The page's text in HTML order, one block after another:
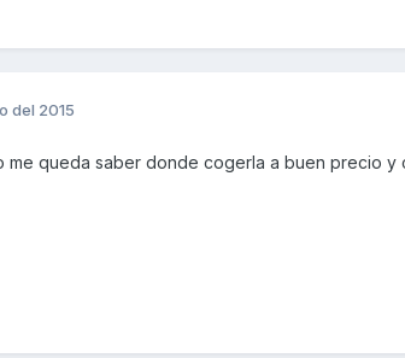
del 2015
me queda saber donde cogerla a buen precio y